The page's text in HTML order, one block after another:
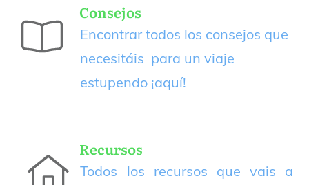
Consejos
Encontrar todos los consejos que
necesitáis para un viaje
estupendo ¡aquí!
Recursos
Todos los recursos que vais a